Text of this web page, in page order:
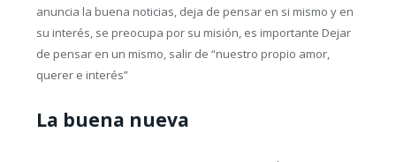
anuncia la buena noticias, deja de pensar en si mismo y en
su interés, se preocupa por su misión, es importante Dejar
de pensar en un mismo, salir de “nuestro propio amor,
querer e interés”
La buena nueva